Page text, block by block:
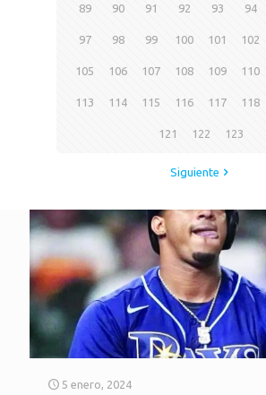
89 90 91 92 93 94
97 98 99 100 101 102
105 106 107 108 109 110
113 114 115 116 117 118
121 122 123
Siguiente
5 enero, 2024